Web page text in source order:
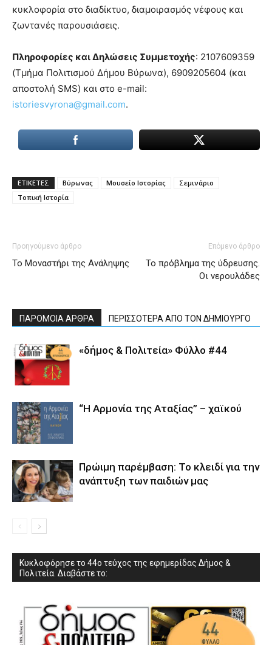
κυκλοφορία στο διαδίκτυο, διαμοιρασμός νέφους και
ζωντανές παρουσιάσεις.
Πληροφορίες και Δηλώσεις Συμμετοχής: 2107609359
(Τμήμα Πολιτισμού Δήμου Βύρωνα), 6909205604 (και
αποστολή SMS) και στο e-mail:
istoriesvyrona@gmail.com.
ΕΤΙΚΕΤΕΣ Βύρωνας Μουσείο Ιστορίας
Σεμινάριο
Τοπική Ιστορία
Προηγούμενο άρθρο
Το Μοναστήρι της Ανάληψης
Επόμενο άρθρο
Το πρόβλημα της ύδρευσης.
Οι νερουλάδες
ΠΑΡΟΜΟΙΑ ΑΡΘΡΑ ΠΕΡΙΣΣΟΤΕΡΑ ΑΠΟ ΤΟΝ ΔΗΜΙΟΥΡΓΟ
«δήμος & Πολιτεία» Φύλλο #44
“Η Αρμονία της Αταξίας” – χαϊκού
Πρώιμη παρέμβαση: Το κλειδί για την
ανάπτυξη των παιδιών µας
Κυκλοφόρησε το 44ο τεύχος της εφημερίδας Δήμος &
Πολιτεία. Διαβάστε το: